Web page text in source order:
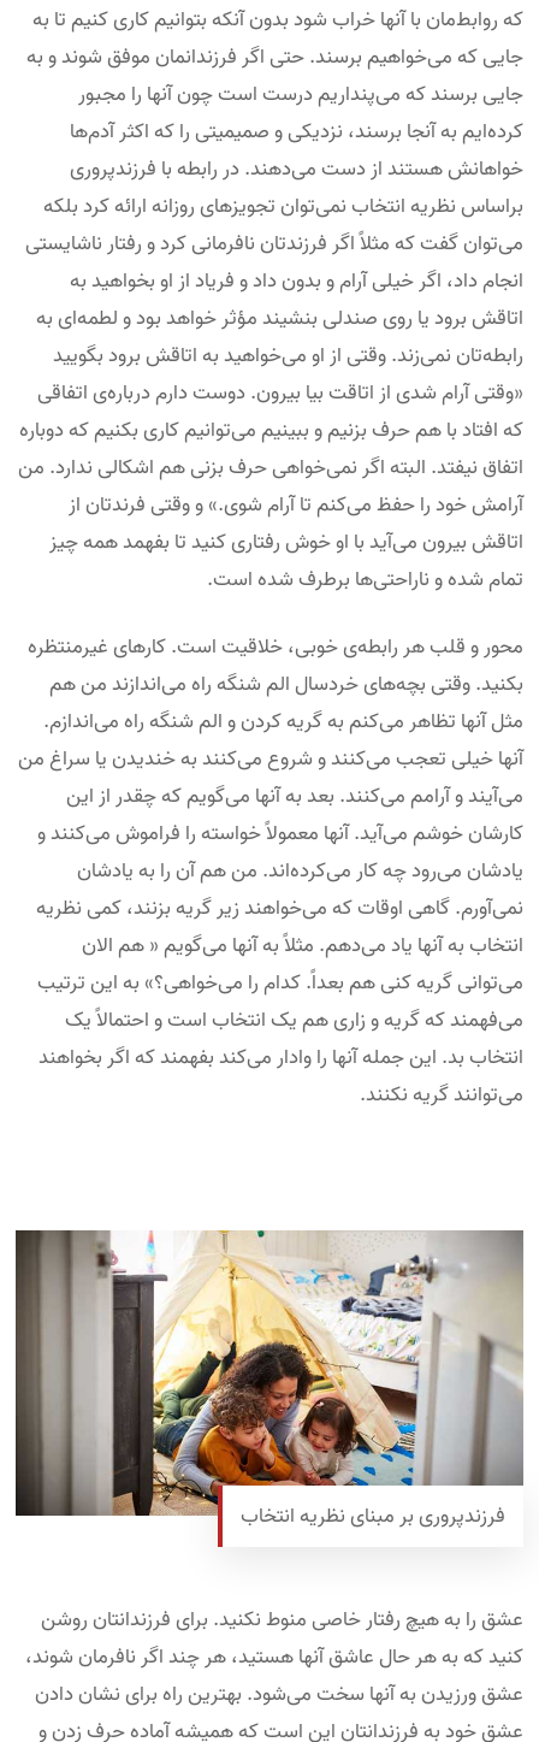
که روابط‌مان با آنها خراب شود بدون آنکه بتوانیم کاری کنیم تا به
جایی که می‌خواهیم برسند. حتی اگر فرزندانمان موفق شوند و به
جایی برسند که می‌پنداریم درست است چون آنها را مجبور
کرده‌ایم به آنجا برسند، نزدیکی و صمیمیتی را که اکثر آدم‌ها
خواهانش هستند از دست می‌دهند. در رابطه با فرزندپروری
براساس نظریه انتخاب نمی‌توان تجویزهای روزانه ارائه کرد بلکه
می‌توان گفت که مثلاً اگر فرزندتان نافرمانی کرد و رفتار ناشایستی
انجام داد، اگر خیلی آرام و بدون داد و فریاد از او بخواهید به
اتاقش برود یا روی صندلی بنشیند مؤثر خواهد بود و لطمه‌ای به
رابطه‌تان نمی‌زند. وقتی از او می‌خواهید به اتاقش برود بگویید
«وقتی آرام شدی از اتاقت بیا بیرون. دوست دارم درباره‌ی اتفاقی
که افتاد با هم حرف بزنیم و ببینیم می‌توانیم کاری بکنیم که دوباره
اتفاق نیفتد. البته اگر نمی‌خواهی حرف بزنی هم اشکالی ندارد. من
آرامش خود را حفظ می‌کنم تا آرام شوی.» و وقتی فرندتان از
اتاقش بیرون می‌آید با او خوش رفتاری کنید تا بفهمد همه چیز
تمام شده و ناراحتی‌ها برطرف شده است.
محور و قلب هر رابطه‌ی خوبی، خلاقیت است. کارهای غیرمنتظره
بکنید. وقتی بچه‌های خردسال الم شنگه راه می‌اندازند من هم
مثل آنها تظاهر می‌کنم به گریه کردن و الم شنگه راه می‌اندازم.
آنها خیلی تعجب می‌کنند و شروع می‌کنند به خندیدن یا سراغ من
می‌آیند و آرامم می‌کنند. بعد به آنها می‌گویم که چقدر از این
کارشان خوشم می‌آید. آنها معمولاً خواسته را فراموش می‌کنند و
یادشان می‌رود چه کار می‌کرده‌اند. من هم آن را به یادشان
نمی‌آورم. گاهی اوقات که می‌خواهند زیر گریه بزنند، کمی نظریه
انتخاب به آنها یاد می‌دهم. مثلاً به آنها می‌گویم « هم الان
می‌توانی گریه کنی هم بعداً. کدام را می‌خواهی؟» به این ترتیب
می‌فهمند که گریه و زاری هم یک انتخاب است و احتمالاً یک
انتخاب بد. این جمله آنها را وادار می‌کند بفهمند که اگر بخواهند
می‌توانند گریه نکنند.
فرزندپروری بر مبنای نظریه انتخاب
عشق را به هیچ رفتار خاصی منوط نکنید. برای فرزندانتان روشن
کنید که به هر حال عاشق آنها هستید، هر چند اگر نافرمان شوند،
عشق ورزیدن به آنها سخت می‌شود. بهترین راه برای نشان دادن
عشق خود به فرزندانتان این است که همیشه آماده حرف زدن و